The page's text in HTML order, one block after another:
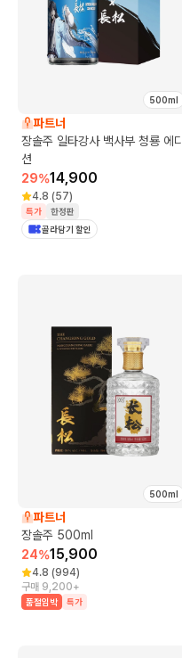
500ml
파트너
장솔주 일타강사 백사부 청룡 에디
션
29%14,900
4.8 (57)
특가
한정판
골라담기 할인
500ml
파트너
장솔주 500ml
24%15,900
4.8 (994)
구매 9,200+
품절임박 특가